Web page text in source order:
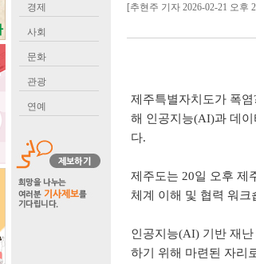
경제
사회
문화
관광
연예
[추현주 기자 2026-02-21 오후
제주특별자치도가 폭염
해 인공지능(AI)과 데
다.
제주도는 20일 오후 제
체계 이해 및 협력 워크
인공지능(AI) 기반 재
하기 위해 마련된 자리